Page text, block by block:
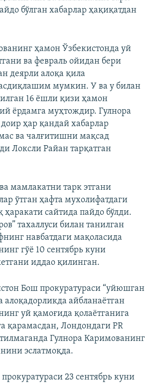
бўлган хабарлар ҳақиқатдан
ҳамон Ўзбекистонда уй
ва февраль ойидан бери
деярли алоқа қила
мумкин. У ва у билан
16 ёшли қизи ҳамон
ёрдамга муҳтождир. Гулнора
доир ҳар қандай хабарлар
ва чалғитишни мақсад
Локсли Райан тарқатган
мамлакатни тарк этгани
ўтган ҳафта мухолифатдаги
ҳаракати сайтида пайдо бўлди.
тахаллуси билан танилган
навбатдаги мақоласида
гўë 10 сентябрь куни
иддао қилинган.
Бош прокуратураси “уйюшган
алоқадорликда айбланаётган
уй қамоғида қолаётганига
қарамасдан, Лондондаги PR
Гулнора Каримованинг
эслатмоқда.
23 сентябрь куни